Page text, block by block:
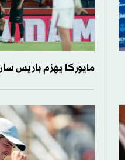
مايوركا يهزم باريس